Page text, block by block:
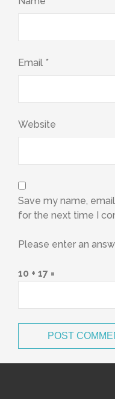
Email *
Website
Save my name,
for the next time I
Please enter an
10 + 17 =